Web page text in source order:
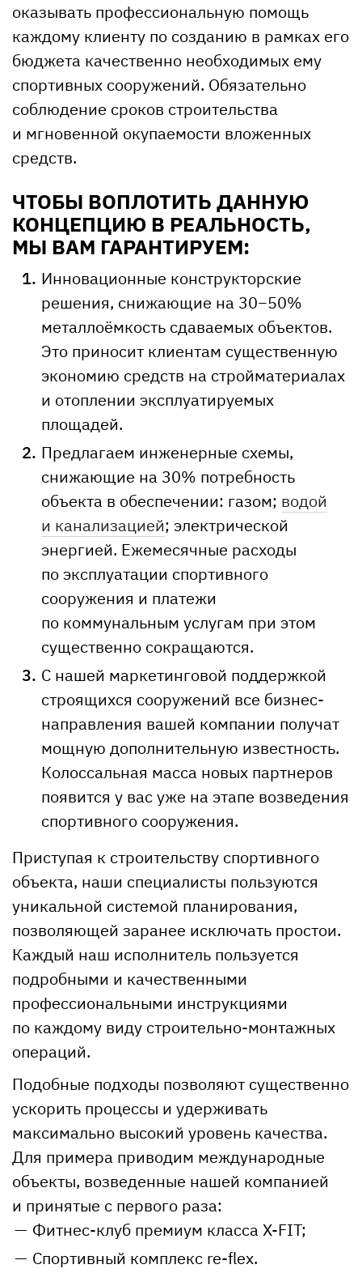
оказывать профессиональную помощь
каждому клиенту по созданию в рамках его
бюджета качественно необходимых ему
спортивных сооружений. Обязательно
соблюдение сроков строительства
и мгновенной окупаемости вложенных
средств.
ЧТОБЫ ВОПЛОТИТЬ ДАННУЮ
КОНЦЕПЦИЮ В РЕАЛЬНОСТЬ,
МЫ ВАМ ГАРАНТИРУЕМ:
Инновационные конструкторские
решения, снижающие на 30−50%
металлоёмкость сдаваемых объектов.
Это приносит клиентам существенную
экономию средств на стройматериалах
и отоплении эксплуатируемых
площадей.
Предлагаем инженерные схемы,
снижающие на 30% потребность
объекта в обеспечении: газом; водой
и канализацией; электрической
энергией. Ежемесячные расходы
по эксплуатации спортивного
сооружения и платежи
по коммунальным услугам при этом
существенно сокращаются.
С нашей маркетинговой поддержкой
строящихся сооружений все бизнес-
направления вашей компании получат
мощную дополнительную известность.
Колоссальная масса новых партнеров
появится у вас уже на этапе возведения
спортивного сооружения.
Приступая к строительству спортивного
объекта, наши специалисты пользуются
уникальной системой планирования,
позволяющей заранее исключать простои.
Каждый наш исполнитель пользуется
подробными и качественными
профессиональными инструкциями
по каждому виду строительно-монтажных
операций.
Подобные подходы позволяют существенно
ускорить процессы и удерживать
максимально высокий уровень качества.
Для примера приводим международные
объекты, возведенные нашей компанией
и принятые с первого раза:
Фитнес-клуб премиум класса X-FIT;
Спортивный комплекс re-flex.